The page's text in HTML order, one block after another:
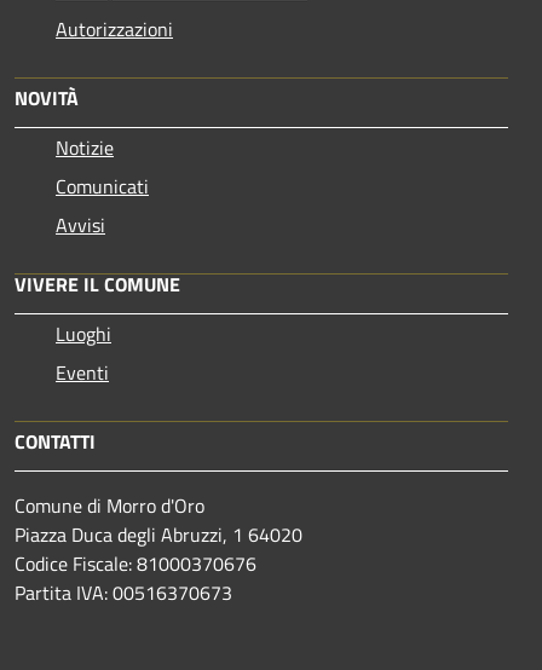
Autorizzazioni
NOVITÀ
Notizie
Comunicati
Avvisi
VIVERE IL COMUNE
Luoghi
Eventi
CONTATTI
Comune di Morro d'Oro
Piazza Duca degli Abruzzi, 1 64020
Codice Fiscale: 81000370676
Partita IVA: 00516370673